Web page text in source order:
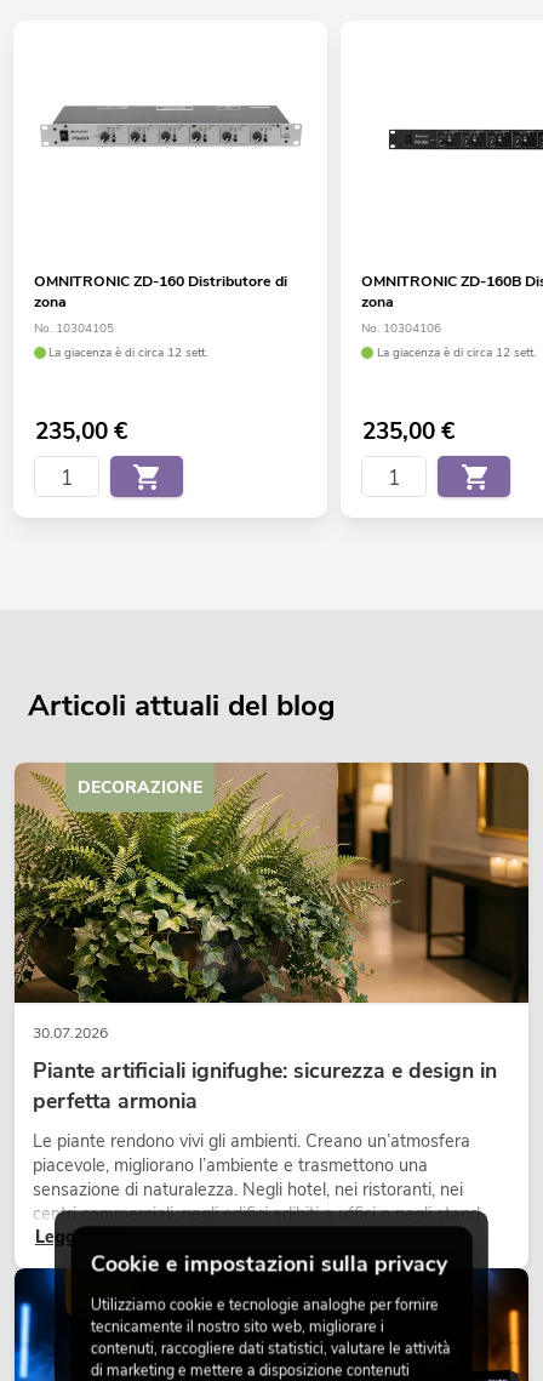
OMNITRONIC ZD-160 Distributore di
zona
No. 10304105
La giacenza è di circa 12 sett.
235,00€
OMNITRONIC ZD-160B
zona
No. 10304106
La giacenza è di circa 12 sett.
235,00€
Articoli attuali del blog
30.07.2026
Piante artificiali ignifughe: sicurezza e design in
perfetta armonia
Le piante rendono vivi gli ambienti. Creano un’atmosfera
piacevole, migliorano l’ambiente e trasmettono una
sensazione di naturalezza. Negli hotel, nei ristoranti, nei
centri commerciali, negli edifici adibiti a uffici o negli stand
fieristici, una vegetazione di alta qualità è ormai parte
integrante dei moderni progetti di arredamento.
Leggi ora
DECORAZIONE
LUCE
Cookie e impostazioni sulla privacy
Utilizziamo cookie e tecnologie analoghe per fornire
tecnicamente il nostro sito web, migliorare i
contenuti, raccogliere dati statistici, valutare le attività
di marketing e mettere a disposizione contenuti